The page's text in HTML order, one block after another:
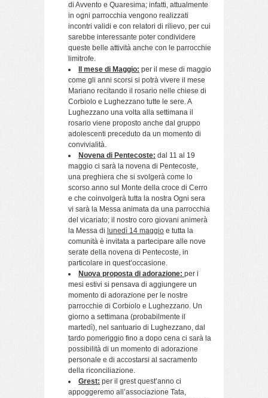
di Avvento e Quaresima; infatti, attualmente
in ogni parrocchia vengono realizzati
incontri validi e con relatori di rilievo, per cui
sarebbe interessante poter condividere
queste belle attività anche con le parrocchie
limitrofe.
Il mese di Maggio: per il mese di maggio
come gli anni scorsi si potrà vivere il mese
Mariano recitando il rosario nelle chiese di
Corbiolo e Lughezzano tutte le sere. A
Lughezzano una volta alla settimana il
rosario viene proposto anche dal gruppo
adolescenti preceduto da un momento di
convivialità.
Novena di Pentecoste: dal 11 al 19
maggio ci sarà la novena di Pentecoste,
una preghiera che si svolgerà come lo
scorso anno sul Monte della croce di Cerro
e che coinvolgerà tutta la nostra Ogni sera
vi sarà la Messa animata da una parrocchia
del vicariato; il nostro coro giovani animerà
la Messa di lunedì 14 maggio e tutta la
comunità è invitata a partecipare alle nove
serate della novena di Pentecoste, in
particolare in quest’occasione.
Nuova proposta di adorazione: per i
mesi estivi si pensava di aggiungere un
momento di adorazione per le nostre
parrocchie di Corbiolo e Lughezzano. Un
giorno a settimana (probabilmente il
martedì), nel santuario di Lughezzano, dal
tardo pomeriggio fino a dopo cena ci sarà la
possibilità di un momento di adorazione
personale e di accostarsi al sacramento
della riconciliazione.
Grest: per il grest quest’anno ci
appoggeremo all’associazione Tata,